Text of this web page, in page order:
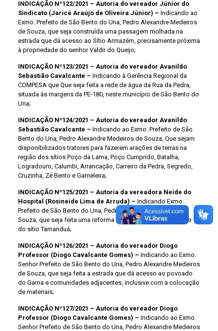
INDICAÇÃO Nº122/2021 – Autoria do vereador Júnior do
Sindicato (Jaricé Araújo de Oliveira Júnior) – Indicando ao
Exmo. Prefeito de São Bento do Una, Pedro Alexandre Medeiros
de Souza, que seja construída uma passagem molhada na
estrada que dá acesso ao Sítio Armazém, precisamente próxima
à propriedade do senhor Valdir do Queijo;
INDICAÇÃO Nº123/2021 – Autoria do vereador Avanildo
Sebastião Cavalcante – Indicando à Gerência Regional da
COMPESA que Que seja feita a rede de água da Rua da Pedra,
situada às margens da PE-180, neste município de São Bento do
Una;
INDICAÇÃO Nº124/2021 – Autoria do vereador Avanildo
Sebastião Cavalcante – Indicando ao Exmo. Prefeito de São
Bento do Una, Pedro Alexandre Medeiros de Souza, Que sejam
disponibilizados tratores para fazerem arações de terras na
região dos sítios Poço da Lama, Poço Cumprido, Batalha,
Logradouro, Calumbi, Arrancação, Carreiro da Pedra, Segredo,
Cruzinha, Zé Bento e Gameleira;
INDICAÇÃO Nº125/2021 – Autoria da vereadora Neide do
Hospital (Rosineide Lima de Arruda) – Indicando Exmo.
Prefeito de São Bento do Una, Pedro Alexandre Medeiros de
Souza, que seja feita uma reforma no teto do posto de saúde
do sítio Tamanduá;
INDICAÇÃO Nº126/2021 – Autoria do vereador Diogo
Professor (Diogo Cavalcante Gomes) – Indicando ao Exmo.
Senhor Prefeito de São Bento do Una, Pedro Alexandre Medeiros
de Souza, que seja feita a estrada que dá acesso ao povoado
do Gama e comunidades adjacentes, inclusive com a colocação
de materiais;
INDICAÇÃO Nº127/2021 – Autoria do vereador Diogo
Professor (Diogo Cavalcante Gomes) – Indicando ao Exmo.
Senhor Prefeito de São Bento do Una, Pedro Alexandre Medeiros